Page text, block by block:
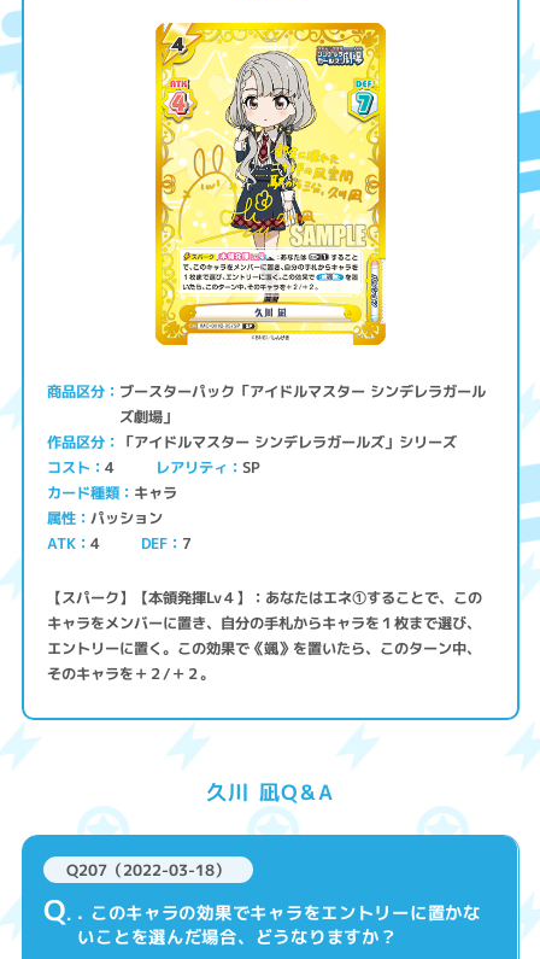
商品区分 ブースターパック「アイドルマスター シンデレラガール
ズ劇場」
作品区分 「アイドルマスター シンデレラガールズ」シリーズ
コスト 4 レアリティ SP
カード種類 キャラ
属性 パッション
ATK 4 DEF 7
【スパーク】【本領発揮Lv４】：あなたはエネ①することで、この
キャラをメンバーに置き、自分の手札からキャラを１枚まで選び、
エントリーに置く。この効果で《颯》を置いたら、このターン中、
そのキャラを＋２/＋２。
久川 凪Q&A
Q207（2022-03-18）
Q . このキャラの効果でキャラをエントリーに置かな
いことを選んだ場合、どうなりますか？